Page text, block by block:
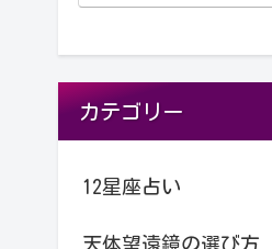
の物語
大な…
カテゴリー
12星座占い
天体望遠鏡の選び方